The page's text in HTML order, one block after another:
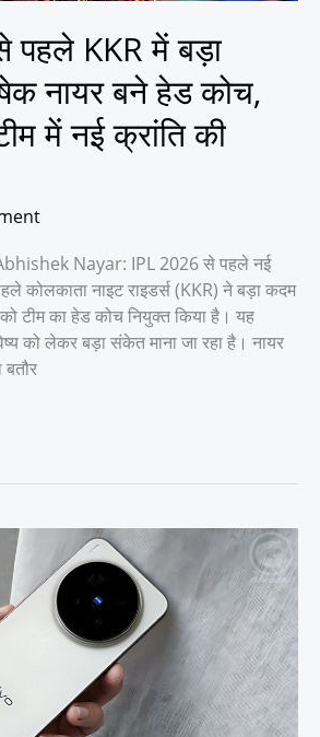
पहले KKR में बड़ा
नायर बने हेड कोच,
में नई क्रांति की
Nayar: IPL 2026 से पहले नई
कोलकाता नाइट राइडर्स (KKR) ने बड़ा कदम
टीम का हेड कोच नियुक्त किया है। यह
को लेकर बड़ा संकेत माना जा रहा है। नायर